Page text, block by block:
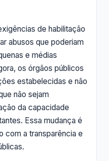
de habilitação
abusos que poderiam
e médias
os órgãos públicos
estabelecidas e não
não sejam
da capacidade
Essa mudança é
com a transparência e